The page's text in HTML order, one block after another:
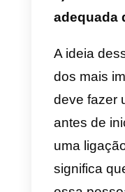
evitar
uma
por
no que
ele.